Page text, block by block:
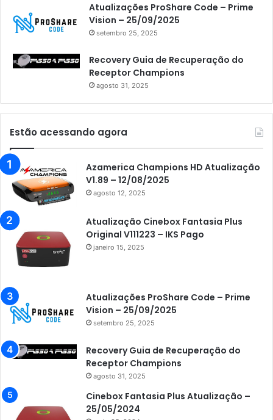
Atualizações ProShare Code – Prime
Vision – 25/09/2025
setembro 25, 2025
Recovery Guia de Recuperação do
Receptor Champions
agosto 31, 2025
Estão acessando agora
Azamerica Champions HD Atualização
V1.89 – 12/08/2025
agosto 12, 2025
Atualização Cinebox Fantasia Plus
Original V111223 – IKS Pago
janeiro 15, 2025
Atualizações ProShare Code – Prime
Vision – 25/09/2025
setembro 25, 2025
Recovery Guia de Recuperação do
Receptor Champions
agosto 31, 2025
Cinebox Fantasia Plus Atualização –
25/05/2024